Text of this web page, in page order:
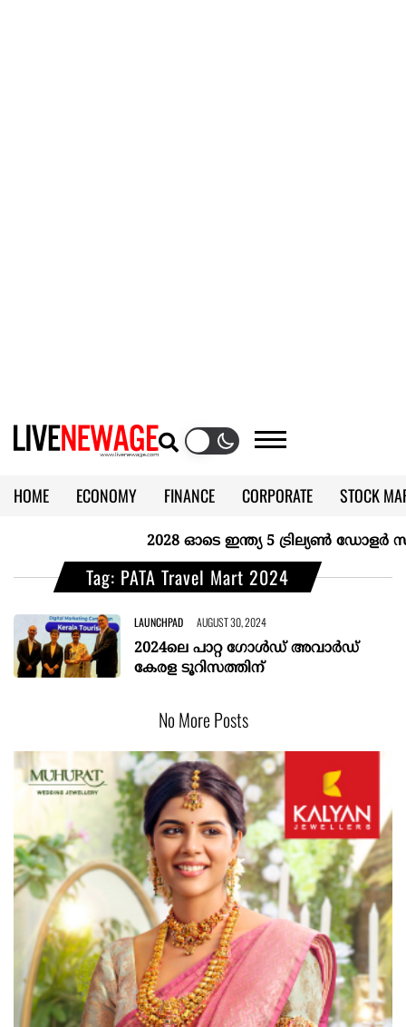
HOME ECONOMY FINANCE CORPORATE
STOCK
KERALA @70
2028 ഓടെ ഇന്ത്യ 5 ട്രില്യണ്‍ ഡോളര്‍
Tag: PATA Travel Mart 2024
LAUNCHPAD AUGUST 30, 2024
2024ലെ പാറ്റ ഗോള്‍ഡ് അവാര്‍ഡ്
കേരള ടൂറിസത്തിന്
No More Posts